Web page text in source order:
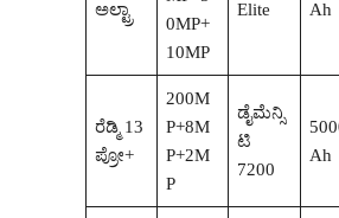
ಅಲ್ಟ್ರಾ
0MP+
10MP
Elite
Ah
ರೆಡ್ಮಿ 13
ಪ್ರೋ+
200M
P+8M
P+2M
P
ಡೈಮೆನ್ಸಿ
ಟಿ
7200
Ah